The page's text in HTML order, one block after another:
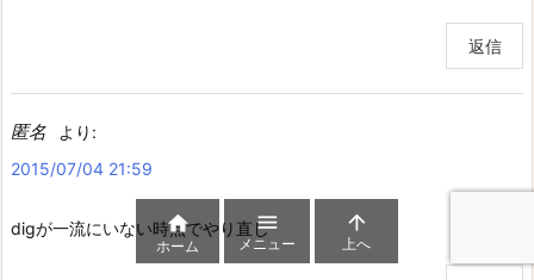
返信
匿名
より:
2015/07/04 21:59
digが一流にいない時点でやり直し

ホーム

メニュー

上へ